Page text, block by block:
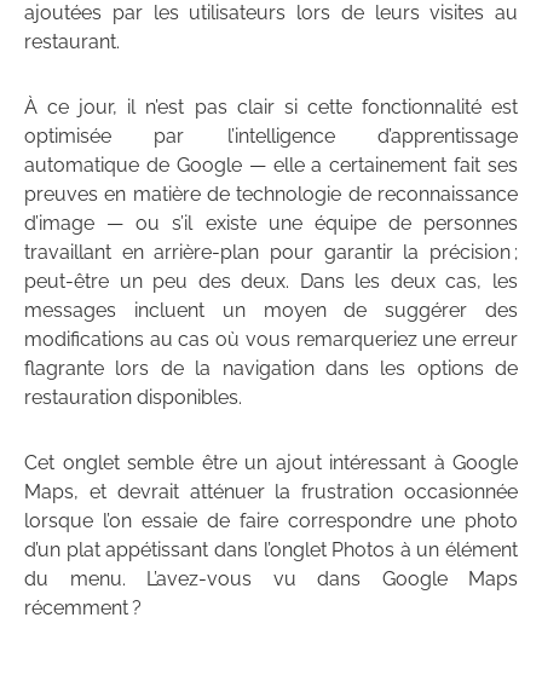
ajoutées par les utilisateurs lors de leurs visites au
restaurant.
À ce jour, il n’est pas clair si cette fonctionnalité est
optimisée par l’intelligence d’apprentissage
automatique de Google — elle a certainement fait ses
preuves en matière de technologie de reconnaissance
d’image — ou s’il existe une équipe de personnes
travaillant en arrière-plan pour garantir la précision ;
peut-être un peu des deux. Dans les deux cas, les
messages incluent un moyen de suggérer des
modifications au cas où vous remarqueriez une erreur
flagrante lors de la navigation dans les options de
restauration disponibles.
Cet onglet semble être un ajout intéressant à Google
Maps, et devrait atténuer la frustration occasionnée
lorsque l’on essaie de faire correspondre une photo
d’un plat appétissant dans l’onglet Photos à un élément
du menu. L’avez-vous vu dans Google Maps
récemment ?